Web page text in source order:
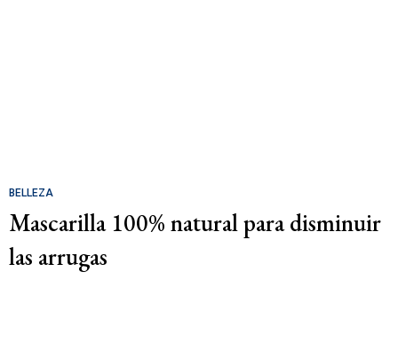
BELLEZA
Mascarilla 100% natural para disminuir
las arrugas